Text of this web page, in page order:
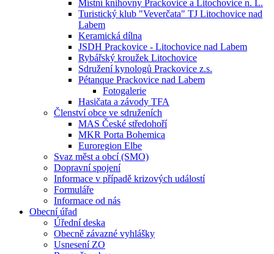
Místní knihovny Prackovice a Litochovice n. L.
Turistický klub "Veverčata" TJ Litochovice nad
Labem
Keramická dílna
JSDH Prackovice - Litochovice nad Labem
Rybářský kroužek Litochovice
Sdružení kynologů Prackovice z.s.
Pétanque Prackovice nad Labem
Fotogalerie
Hasičata a závody TFA
Členství obce ve sdruženích
MAS České středohoří
MKR Porta Bohemica
Euroregion Elbe
Svaz měst a obcí (SMO)
Dopravní spojení
Informace v případě krizových událostí
Formuláře
Informace od nás
Obecní úřad
Úřední deska
Obecně závazné vyhlášky
Usnesení ZO